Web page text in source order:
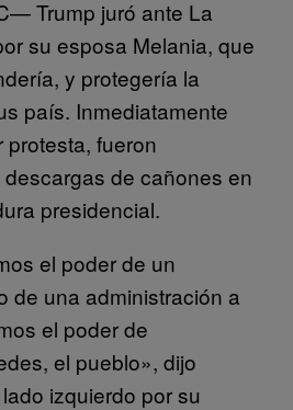
Trump juró ante La
su esposa Melania, que
y protegería la
país. Inmediatamente
fueron
de cañones en
presidencial.
el poder de un
de una administración a
el poder de
el pueblo», dijo
izquierdo por su